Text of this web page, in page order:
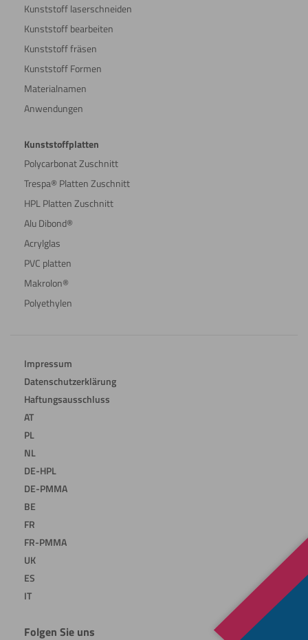
Kunststoff laserschneiden
Kunststoff bearbeiten
Kunststoff fräsen
Kunststoff Formen
Materialnamen
Anwendungen
Kunststoffplatten
Polycarbonat Zuschnitt
Trespa® Platten Zuschnitt
HPL Platten Zuschnitt
Alu Dibond®
Acrylglas
PVC platten
Makrolon®
Polyethylen
Impressum
Datenschutzerklärung
Haftungsausschluss
AT
PL
NL
DE-HPL
DE-PMMA
BE
FR
FR-PMMA
UK
ES
IT
Folgen Sie uns